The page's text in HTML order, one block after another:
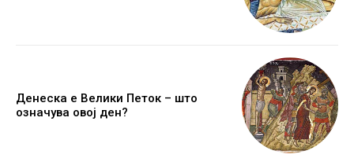
Денеска е Велики Петок – што
означува овој ден?